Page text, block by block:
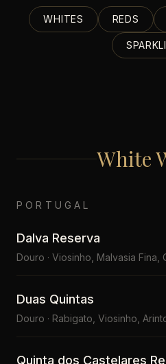
WHITES REDS
White
PORTUGAL
Dalva Reserva
Douro · Viosinho, Malvasia
Duas Quintas
Douro · Rabigato, Viosinho,
Quinta dos Castelares